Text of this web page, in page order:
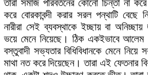
তারা সমাজ পরিবর্তনের কোনো চিন্তা না
করে বোরকাবন্দী করার সরল পন্থাটি বেছে
নারীরা সেই ব্যবস্থাকে ইচ্ছায় বা
ভয়ে মেনে নিয়েছে। ঠিক একইভাবে আলেম
বস্তুবাদী সভ্যতার বিধিবিধানকে মেনে
মাথা নত করে দিয়েছেন। তারা এই ফেতনার